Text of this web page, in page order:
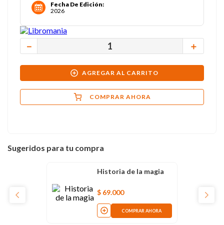
Fecha De Edición:
2026
＋
－
AGREGAR AL CARRITO
COMPRAR AHORA
Sugeridos para tu compra
Historia de la magia
$ 69.000
COMPRAR AHORA